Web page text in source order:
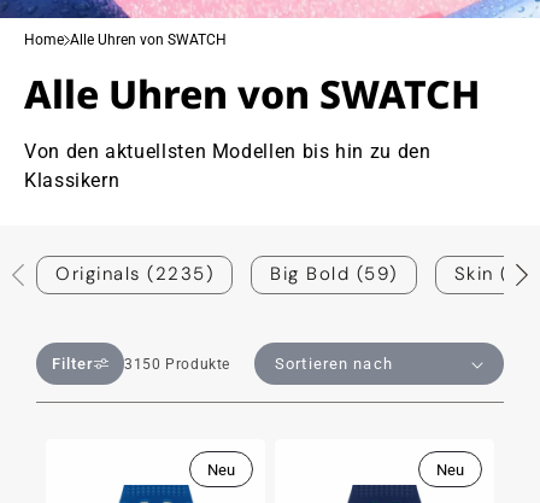
Home Alle Uhren von SWATCH
Alle Uhren von SWATCH
Von den aktuellsten Modellen bis hin zu den
Klassikern
Originals (2235) Big Bold (59) Skin
Filter 3150 Produkte
Neu Neu